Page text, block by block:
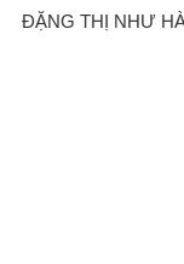
ĐẶNG THỊ NHƯ